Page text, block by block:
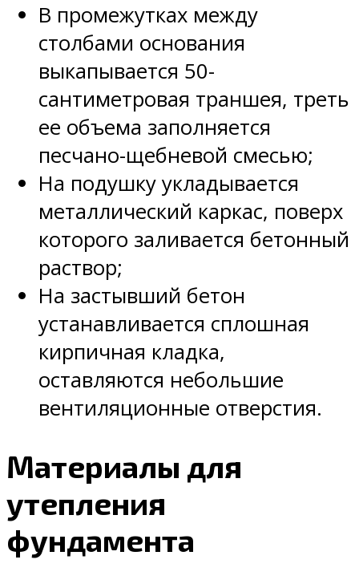
В промежутках между
столбами основания
выкапывается 50-
сантиметровая траншея, треть
ее объема заполняется
песчано-щебневой смесью;
На подушку укладывается
металлический каркас, поверх
которого заливается бетонный
раствор;
На застывший бетон
устанавливается сплошная
кирпичная кладка,
оставляются небольшие
вентиляционные отверстия.
Материалы для
утепления
фундамента